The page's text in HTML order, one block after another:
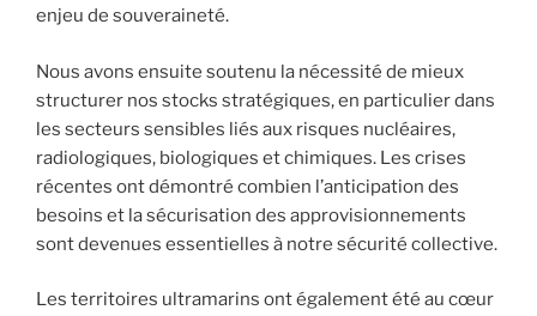
enjeu de souveraineté.
Nous avons ensuite soutenu la nécessité de mieux
structurer nos stocks stratégiques, en particulier dans
les secteurs sensibles liés aux risques nucléaires,
radiologiques, biologiques et chimiques. Les crises
récentes ont démontré combien l’anticipation des
besoins et la sécurisation des approvisionnements
sont devenues essentielles à notre sécurité collective.
Les territoires ultramarins ont également été au cœur